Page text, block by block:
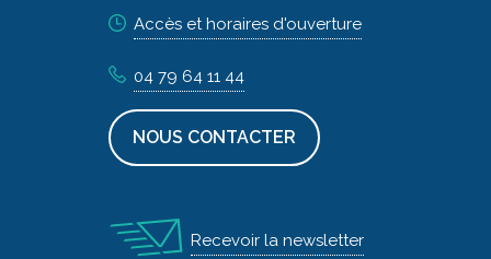
Accès et horaires d'ouverture
04 79 64 11 44
NOUS CONTACTER
Recevoir la newsletter